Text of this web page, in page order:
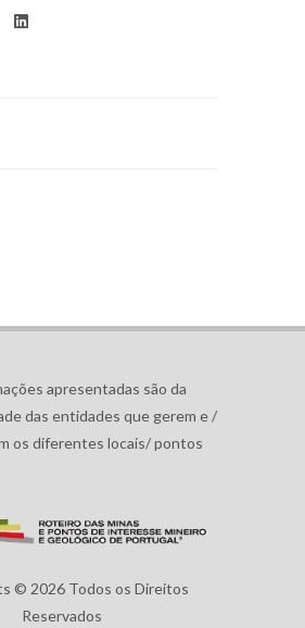
apresentadas são da
das entidades que gerem e /
os diferentes locais/ pontos
© 2026 Todos os Direitos
Reservados